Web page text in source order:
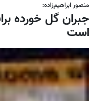
منصور ابراهیم‌زاده:
جبران گل خورده
است